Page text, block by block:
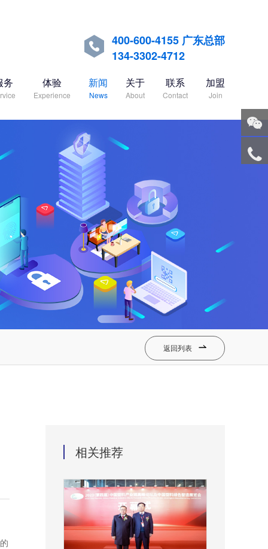

400-600-4155 广东总部
134-3302-4712
务 体验
Experience
新闻
News
关于
About
联系
Contact
加盟
Join
返回列表 
相关推荐
微信